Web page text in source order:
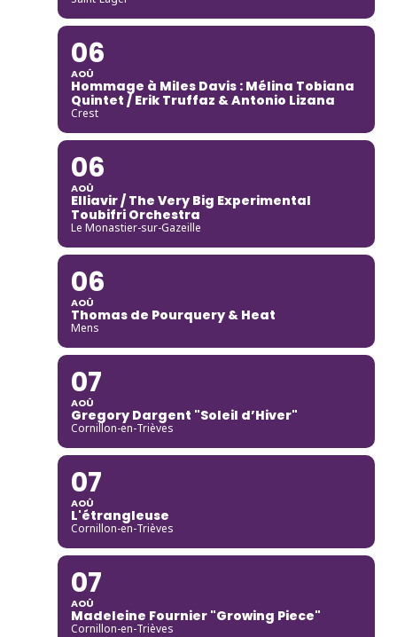
06
AOÛ
Hommage à Miles Davis : Mélina Tobiana
Quintet / Erik Truffaz & Antonio Lizana
Crest
06
AOÛ
Elliavir / The Very Big Experimental
Toubifri Orchestra
Le Monastier-sur-Gazeille
06
AOÛ
Thomas de Pourquery & Heat
Mens
07
AOÛ
Gregory Dargent "Soleil d’Hiver"
Cornillon-en-Trièves
07
AOÛ
L'étrangleuse
Cornillon-en-Trièves
07
AOÛ
Madeleine Fournier "Growing Piece"
Cornillon-en-Trièves